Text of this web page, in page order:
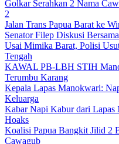
Golkar Serahkan 2 Nama
2
Jalan Trans Papua Barat ke
Senator Filep Diskusi
Usai Mimika Barat, Polisi
Tengah
KAWAL PB-LBH STIH
Terumbu Karang
Kepala Lapas Manokwari:
Keluarga
Kabar Napi Kabur dari Lapas
Hoaks
Koalisi Papua Bangkit Jilid 2
Cawagub